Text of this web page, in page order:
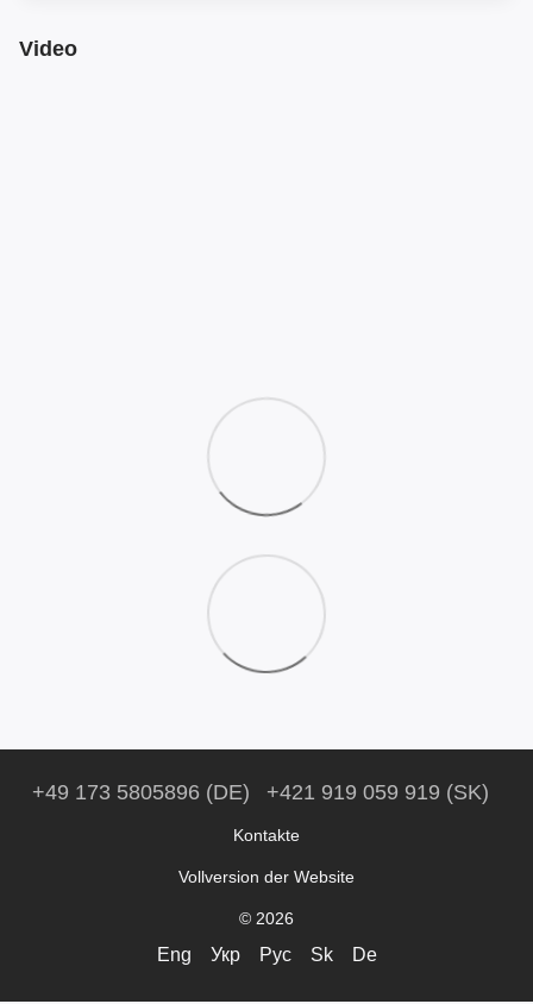
Video
+49 173 5805896 (DE) +421 919 059 919 (SK)
Kontakte
Vollversion der Website
© 2026
Eng Укр Рус Sk De